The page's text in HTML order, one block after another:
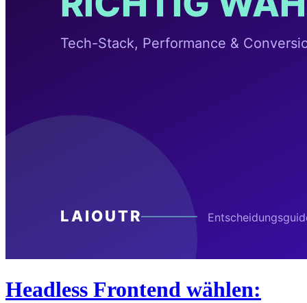
Headless Frontend wählen: